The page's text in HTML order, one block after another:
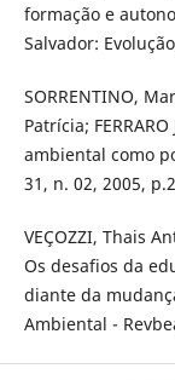
formação e
Salvador:
SORRENTINO,
Patrícia;
ambiental como
31, n. 02, 2005,
VEÇOZZI, Thais
Os desafios da
diante da
Ambiental -